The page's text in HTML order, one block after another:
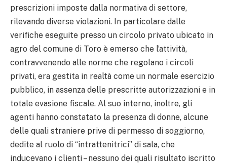
prescrizioni imposte dalla normativa di settore,
rilevando diverse violazioni. In particolare dalle
verifiche eseguite presso un circolo privato ubicato in
agro del comune di Toro è emerso che l’attività,
contravvenendo alle norme che regolano i circoli
privati, era gestita in realtà come un normale esercizio
pubblico, in assenza delle prescritte autorizzazioni e in
totale evasione fiscale. Al suo interno, inoltre, gli
agenti hanno constatato la presenza di donne, alcune
delle quali straniere prive di permesso di soggiorno,
dedite al ruolo di “intrattenitrici” di sala, che
inducevano i clienti – nessuno dei quali risultato iscritto